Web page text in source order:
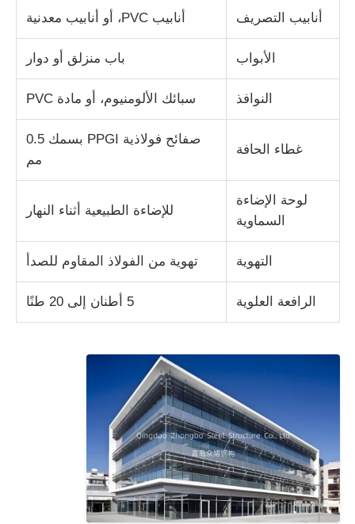
أنابيب التصريف أنابيب PVC، أو أنابيب معدنية
الأبواب باب منزلق أو دوار
النوافذ سبائك الألومنيوم، أو مادة PVC
غطاء الحافة
صفائح فولاذية PPGI بسمك 0.5
مم
لوحة الإضاءة
السماوية
للإضاءة الطبيعية أثناء النهار
التهوية تهوية من الفولاذ المقاوم للصدأ
الرافعة العلوية 5 أطنان إلى 20 طنًا